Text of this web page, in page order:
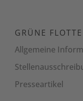
GRÜNE
Allgemeine
Presseartikel